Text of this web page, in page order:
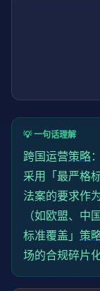
💡 一句话理解
跨国运营策略
采用「最严格
法案的要求作
（如欧盟、中
标准覆盖」 策
场的合规碎片